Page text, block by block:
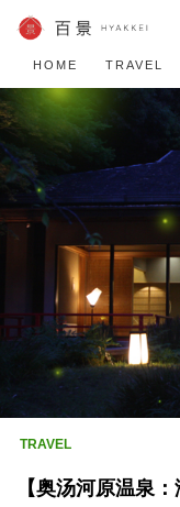
HOME TRAVEL
【奥汤河原温泉